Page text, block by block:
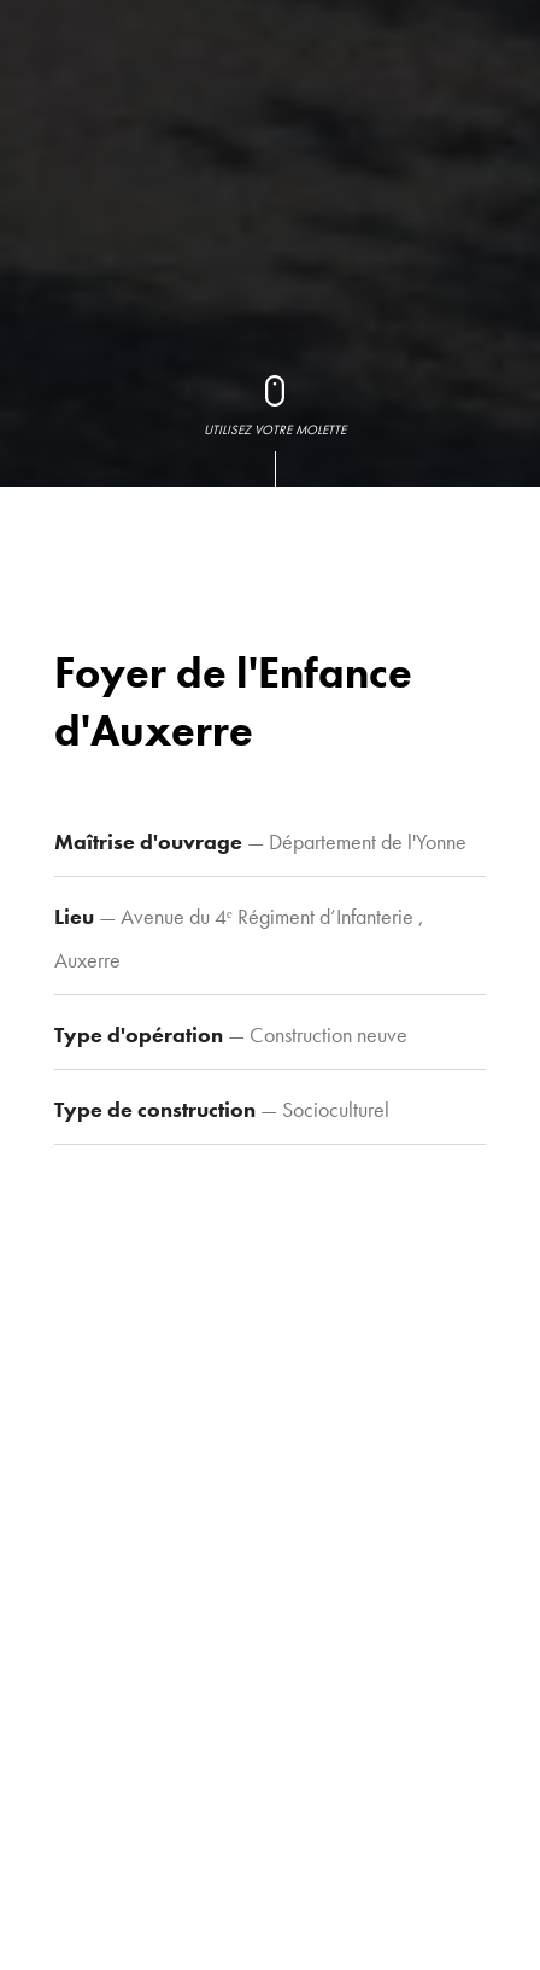
UTILISEZ VOTRE MOLETTE
Foyer de l'Enfance
d'Auxerre
Maîtrise d'ouvrage— Département de l'Yonne
Lieu— Avenue du 4ᵉ Régiment d’Infanterie ,
Auxerre
Type d'opération— Construction neuve
Type de construction— Socioculturel
Voir le plan
d’accès
Contacts
Tel : 03 80 30
39 09
Fax : 03 80 30